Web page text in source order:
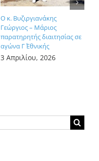
Ο κ. Βυζιργιανάκης
Γεώργιος – Μάριος
παρατηρητής διαιτησίας σε
αγώνα Γ΄ Εθνικής
3 Απριλίου, 2026